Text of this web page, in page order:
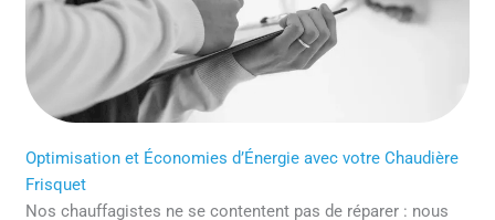
Optimisation et Économies d’Énergie avec votre Chaudière
Frisquet
Nos chauffagistes ne se contentent pas de réparer : nous